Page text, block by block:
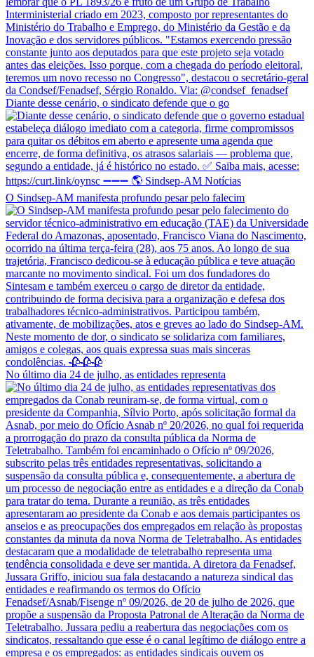
Diante desse cenário, o sindicato defende que o go
O Sindsep-AM manifesta profundo pesar pelo falecim
No último dia 24 de julho, as entidades representa